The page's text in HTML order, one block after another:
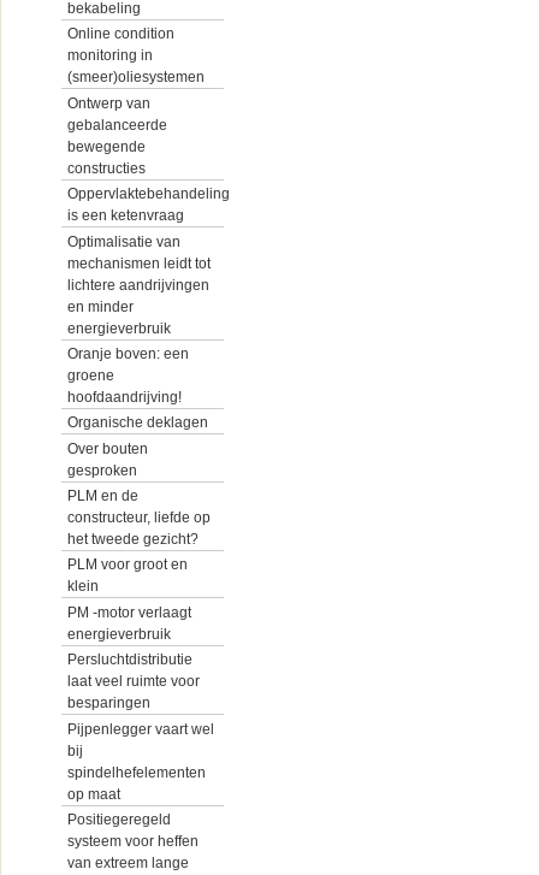
bekabeling
Online condition
monitoring in
(smeer)oliesystemen
Ontwerp van
gebalanceerde
bewegende
constructies
Oppervlaktebehandeling
is een ketenvraag
Optimalisatie van
mechanismen leidt tot
lichtere aandrijvingen
en minder
energieverbruik
Oranje boven: een
groene
hoofdaandrijving!
Organische deklagen
Over bouten
gesproken
PLM en de
constructeur, liefde op
het tweede gezicht?
PLM voor groot en
klein
PM -motor verlaagt
energieverbruik
Persluchtdistributie
laat veel ruimte voor
besparingen
Pijpenlegger vaart wel
bij
spindelhefelementen
op maat
Positiegeregeld
systeem voor heffen
van extreem lange